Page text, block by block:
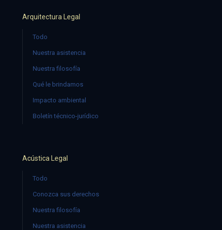
Arquitectura Legal
Todo
Nuestra asistencia
Nuestra filosofía
Qué le brindamos
Impacto ambiental
Boletín técnico-jurídico
Acústica Legal
Todo
Conozca sus derechos
Nuestra filosofía
Nuestra asistencia